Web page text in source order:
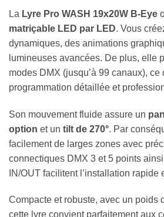
La Lyre Pro WASH 19x20W B-Eye
matriçable LED par LED. Vous
dynamiques, des animations
lumineuses avancées. De plus, elle
modes DMX (jusqu’à 99 canaux), ce
programmation détaillée et
Son mouvement fluide assure un
option et un tilt de 270°. Par
facilement de larges zones avec
connectiques DMX 3 et 5 points
IN/OUT facilitent l’installation rapide
Compacte et robuste, avec un poids
cette lyre convient parfaitement aux